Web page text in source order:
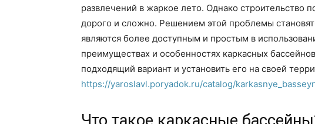
ремонта
развлечений в жаркое лето. Однако строительство
дорого и сложно. Решением этой проблемы
являются более доступным и простым в
преимуществах и особенностях каркасных
подходящий вариант и установить его на своей
https://yaroslavl.poryadok.ru/catalog/